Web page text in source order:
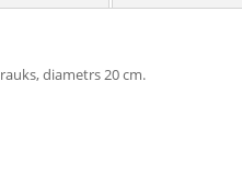
diametrs 20 cm.